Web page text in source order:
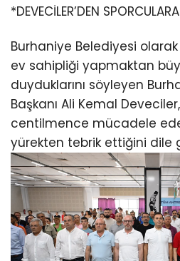
*DEVECİLER’DEN
Burhaniye Belediyesi
ev sahipliği yapmaktan
duyduklarını söyleyen
Başkanı Ali Kemal
centilmence mücadele
yürekten tebrik ettiğini dile